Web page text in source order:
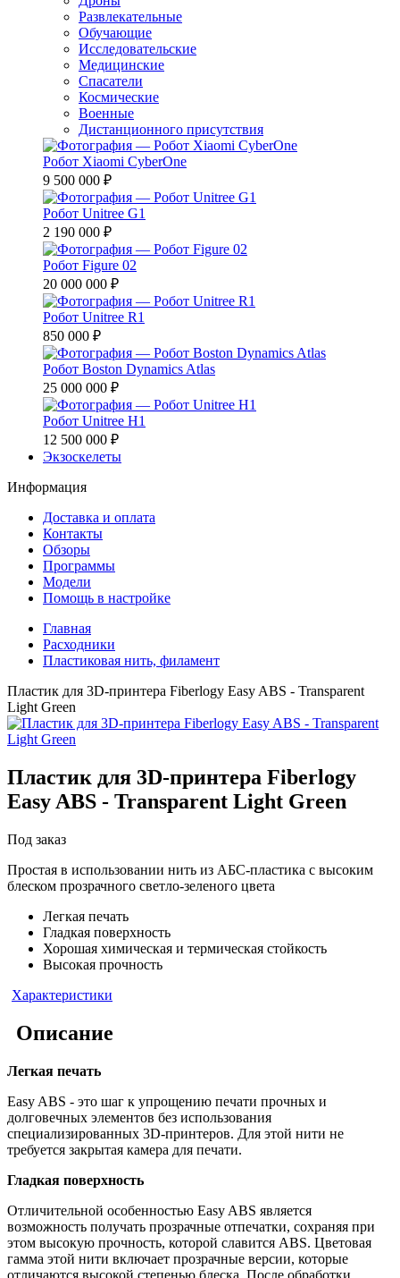
Развлекательные
Обучающие
Исследовательские
Медицинские
Спасатели
Космические
Военные
Дистанционного присутствия
Робот Xiaomi CyberOne
9 500 000 ₽
Робот Unitree G1
2 190 000 ₽
Робот Figure 02
20 000 000 ₽
Робот Unitree R1
850 000 ₽
Робот Boston Dynamics Atlas
25 000 000 ₽
Робот Unitree H1
12 500 000 ₽
Экзоскелеты
Информация
Доставка и оплата
Контакты
Обзоры
Программы
Модели
Помощь в настройке
Главная
Расходники
Пластиковая нить, филамент
Пластик для 3D-принтера Fiberlogy Easy ABS - Transparent
Light Green
Пластик для 3D-принтера Fiberlogy
Easy ABS - Transparent Light Green
Под заказ
Простая в использовании нить из АБС-пластика с высоким
блеском прозрачного светло-зеленого цвета
Легкая печать
Гладкая поверхность
Хорошая химическая и термическая стойкость
Высокая прочность
Характеристики
Описание
Легкая печать
Easy ABS - это шаг к упрощению печати прочных и
долговечных элементов без использования
специализированных 3D-принтеров. Для этой нити не
требуется закрытая камера для печати.
Гладкая поверхность
Отличительной особенностью Easy ABS является
возможность получать прозрачные отпечатки, сохраняя при
этом высокую прочность, которой славится ABS. Цветовая
гамма этой нити включает прозрачные версии, которые
отличаются высокой степенью блеска. После обработки